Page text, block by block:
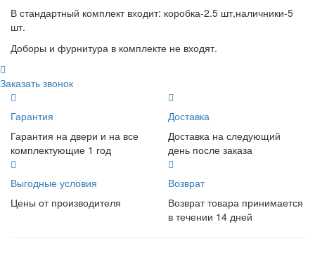
В стандартный комплект входит: коробка-2.5 шт,наличники-5
шт.
Доборы и фурнитура в комплекте не входят.
Заказать звонок
Гарантия
Гарантия на двери и на все
комплектующие 1 год
Доставка
Доставка на следующий
день после заказа
Выгодные условия
Цены от производителя
Возврат
Возврат товара принимается
в течении 14 дней